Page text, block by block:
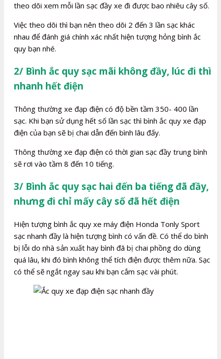
theo dõi xem mỗi lần sạc đầy xe đi được bao nhiêu cây số.
Việc theo dõi thì bạn nên theo dõi 2 đến 3 lần sạc khác
nhau để đánh giá chính xác nhất hiện tượng hỏng bình ắc
quy bạn nhé.
2/ Bình ắc quy sạc mãi không đầy, lúc đi thì
nhanh hết điện
Thông thường xe đạp điện có độ bền tầm 350- 400 lần
sạc. Khi bạn sử dụng hết số lần sạc thì bình ắc quy xe đạp
điện của bạn sẽ bị chai dẫn đến bình lâu đấy.
Thông thường xe đạp điện có thời gian sạc đầy trung bình
sẽ rơi vào tầm 8 đến 10 tiếng.
3/ Bình ắc quy sạc hai đến ba tiếng đã đầy,
nhưng đi chỉ mấy cây số đã hết điện
Hiện tượng bình ắc quy xe máy điện Honda Tonly Sport
sạc nhanh đầy là hiện tượng bình có vấn đề. Có thể do bình
bị lỗi do nhà sản xuất hay bình đã bị chai phồng do dùng
quá lâu, khi đó bình không thể tích điện được thêm nữa. Sạc
có thể sẽ ngắt ngay sau khi bạn cắm sạc vài phút.